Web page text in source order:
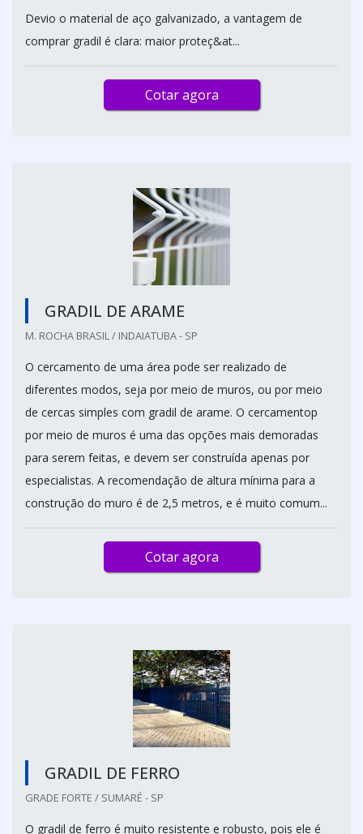
Devio o material de aço galvanizado, a vantagem de
comprar gradil é clara: maior proteç&at...
Cotar agora
GRADIL DE ARAME
M. ROCHA BRASIL / INDAIATUBA - SP
O cercamento de uma área pode ser realizado de
diferentes modos, seja por meio de muros, ou por meio
de cercas simples com gradil de arame. O cercamentop
por meio de muros é uma das opções mais demoradas
para serem feitas, e devem ser construída apenas por
especialistas. A recomendação de altura mínima para a
construção do muro é de 2,5 metros, e é muito comum...
Cotar agora
GRADIL DE FERRO
GRADE FORTE / SUMARÉ - SP
O gradil de ferro é muito resistente e robusto, pois ele é